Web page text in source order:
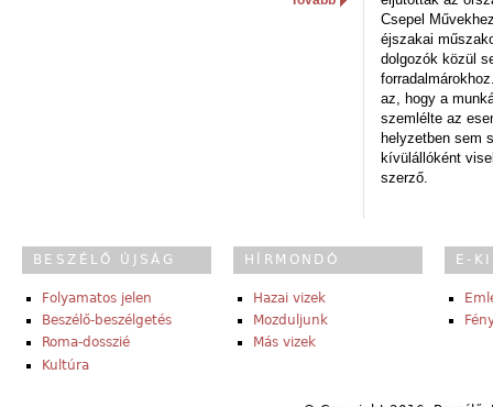
Csepel
éjszakai
dolgozók közül
az, hogy a
szemlélte az
helyzetben sem
kívülállóként
szerző.
BESZÉLŐ ÚJSÁG
Folyamatos jelen
Beszélő-beszélgetés
Roma-dosszié
Kultúra
HÍRMONDÓ
Hazai vizek
Mozduljunk
Más vizek
E-